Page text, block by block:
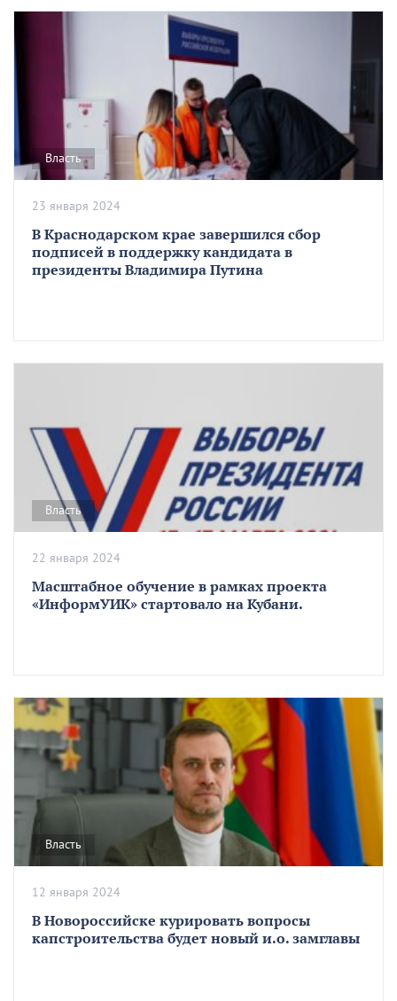
Власть
В Краснодарском крае завершился сбор
подписей в поддержку кандидата в
президенты Владимира Путина
23 января 2024
Власть
Масштабное обучение в рамках проекта
«ИнформУИК» стартовало на Кубани.
22 января 2024
Власть
В Новороссийске курировать вопросы
капстроительства будет новый и.о. замглавы
12 января 2024